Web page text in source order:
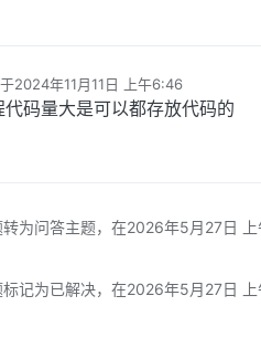
2024年11月11日 上午6:46
由 编辑
码量大是可以都存放代码的
为问答主题，在2026年5月27日
记为已解决，在2026年5月27日